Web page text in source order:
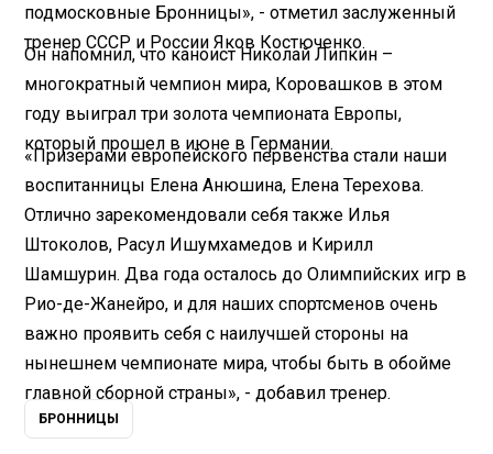
подмосковные Бронницы», - отметил заслуженный
тренер СССР и России Яков Костюченко.
Он напомнил, что каноист Николай Липкин –
многократный чемпион мира, Коровашков в этом
году выиграл три золота чемпионата Европы,
который прошел в июне в Германии.
«Призерами европейского первенства стали наши
воспитанницы Елена Анюшина, Елена Терехова.
Отлично зарекомендовали себя также Илья
Штоколов, Расул Ишумхамедов и Кирилл
Шамшурин. Два года осталось до Олимпийских игр в
Рио-де-Жанейро, и для наших спортсменов очень
важно проявить себя с наилучшей стороны на
нынешнем чемпионате мира, чтобы быть в обойме
главной сборной страны», - добавил тренер.
БРОННИЦЫ